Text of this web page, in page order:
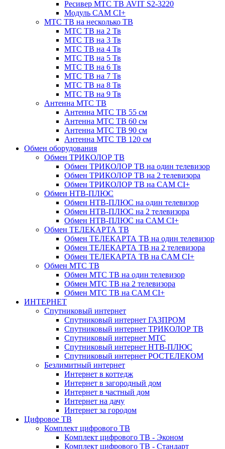
Ресивер МТС ТВ AVIT S2-3220
Модуль CAM CI+
МТС ТВ на несколько ТВ
МТС ТВ на 2 Тв
МТС ТВ на 3 Тв
МТС ТВ на 4 Тв
МТС ТВ на 5 Тв
МТС ТВ на 6 Тв
МТС ТВ на 7 Тв
МТС ТВ на 8 Тв
МТС ТВ на 9 Тв
Антенна МТС ТВ
Антенна МТС ТВ 55 см
Антенна МТС ТВ 60 см
Антенна МТС ТВ 90 см
Антенна МТС ТВ 120 см
Обмен оборудования
Обмен ТРИКОЛОР ТВ
Обмен ТРИКОЛОР ТВ на один телевизор
Обмен ТРИКОЛОР ТВ на 2 телевизора
Обмен ТРИКОЛОР ТВ на CAM CI+
Обмен НТВ-ПЛЮС
Обмен НТВ-ПЛЮС на один телевизор
Обмен НТВ-ПЛЮС на 2 телевизора
Обмен НТВ-ПЛЮС на CAM CI+
Обмен ТЕЛЕКАРТА ТВ
Обмен ТЕЛЕКАРТА ТВ на один телевизор
Обмен ТЕЛЕКАРТА ТВ на 2 телевизора
Обмен ТЕЛЕКАРТА ТВ на CAM CI+
Обмен МТС ТВ
Обмен МТС ТВ на один телевизор
Обмен МТС ТВ на 2 телевизора
Обмен МТС ТВ на CAM CI+
ИНТЕРНЕТ
Спутниковый интернет
Спутниковый интернет ГАЗПРОМ
Спутниковый интернет ТРИКОЛОР ТВ
Спутниковый интернет МТС
Спутниковый интернет НТВ-ПЛЮС
Спутниковый интернет РОСТЕЛЕКОМ
Безлимитный интернет
Интернет в коттедж
Интернет в загородный дом
Интернет в частный дом
Интернет на дачу
Интернет за городом
Цифровое ТВ
Комплект цифрового ТВ
Комплект цифрового ТВ - Эконом
Комплект цифрового ТВ - Стандарт